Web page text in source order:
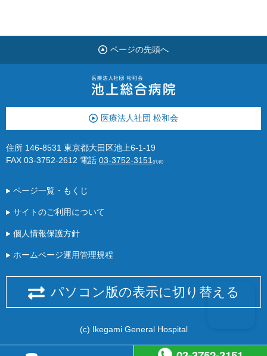
ページの先頭へ
医療法人社団 松和会
住所 146-8531 東京都大田区池上6-1-19
FAX 03-3752-2612 電話 03-3752-3151 (代表)
ページ一覧・もくじ
サイトのご利用について
個人情報保護方針
ホームページ運用管理規程
パソコン版の表示に切り替える
(c) Ikegami General Hospital